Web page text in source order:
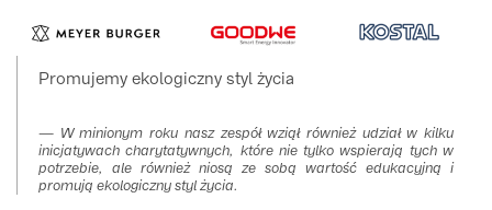
Promujemy ekologiczny styl życia
W minionym roku nasz zespół wziął również udział w kilku
inicjatywach charytatywnych, które nie tylko wspierają tych w
potrzebie, ale również niosą ze sobą wartość edukacyjną i
promują ekologiczny styl życia.